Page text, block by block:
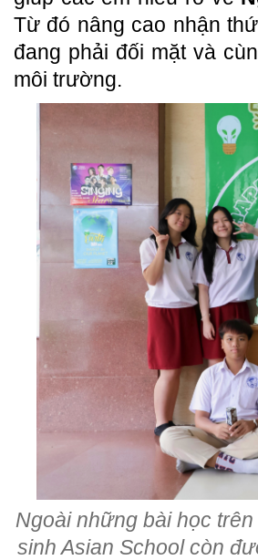
Từ đó nâng cao nhận
đang phải đối mặt và
môi trường.
Ngoài những bài học
sinh Asian School còn